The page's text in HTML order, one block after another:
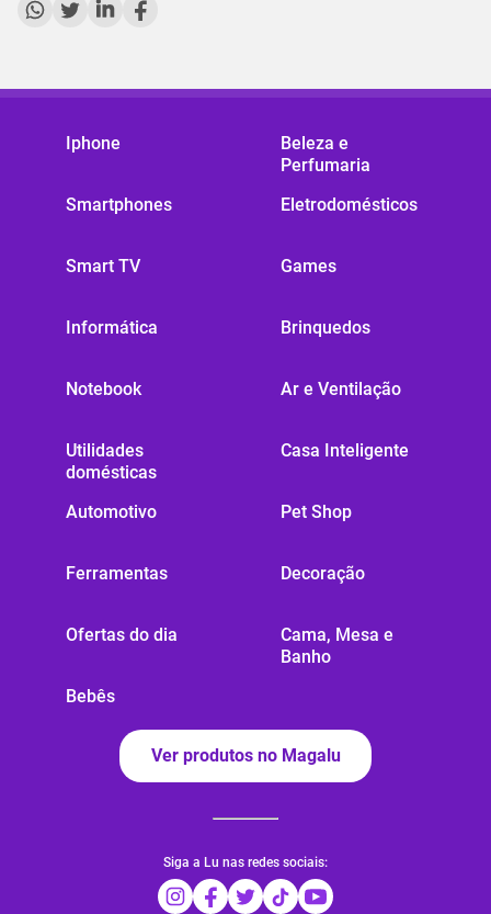
Iphone
Smartphones
Smart TV
Informática
Notebook
Utilidades
domésticas
Automotivo
Ferramentas
Ofertas do dia
Bebês
Beleza e
Perfumaria
Eletrodomésticos
Games
Brinquedos
Ar e Ventilação
Casa Inteligente
Pet Shop
Decoração
Cama, Mesa e
Banho
Ver produtos no Magalu
Siga a Lu nas redes sociais: